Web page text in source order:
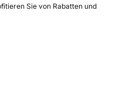
Sie von Rabatten und